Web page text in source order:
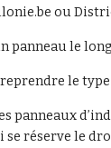
ou
panneau le
le
panneaux
réserve le